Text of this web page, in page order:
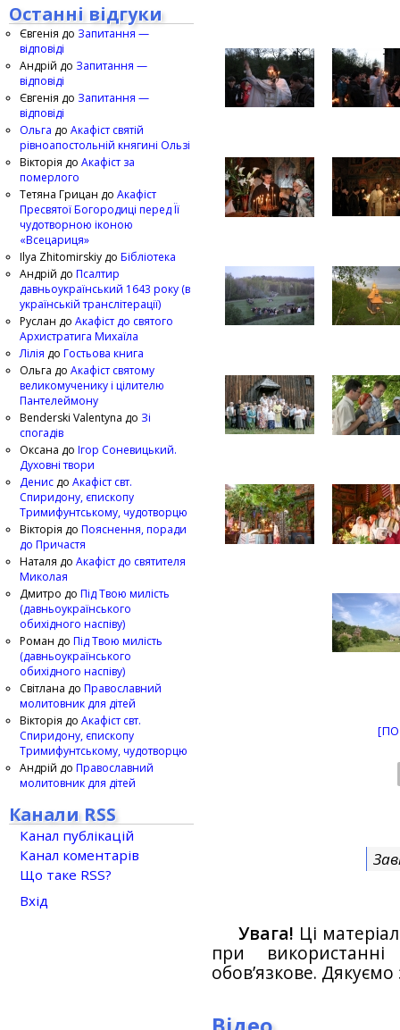
Увага! Ці
при
обов’язкове.
Останні відгуки
Євгенія до Запитання —
відповіді
Андрій до Запитання —
відповіді
Євгенія до Запитання —
відповіді
Ольга до Акафіст святій
рівноапостольній княгині Ользі
Вікторія до Акафіст за
померлого
Тетяна Грицан до Акафіст
Пресвятої Богородиці перед Її
чудотворною іконою
«Всецариця»
Ilya Zhitomirskiy до Бібліотека
Андрій до Псалтир
давньоукраїнський 1643 року (в
українській транслітерації)
Руслан до Акафіст до святого
Архистратига Михаїла
Лілія до Гостьова книга
Ольга до Акафіст святому
великомученику і цілителю
Пантелеймону
Benderski Valentyna до Зі
спогадів
Оксана до Ігор Соневицький.
Духовні твори
Денис до Акафіст свт.
Спиридону, єпископу
Тримифунтському, чудотворцю
Вікторія до Пояснення, поради
до Причастя
Наталя до Акафіст до святителя
Миколая
Дмитро до Під Твою милість
(давньоукраїнського
обихідного наспіву)
Роман до Під Твою милість
(давньоукраїнського
обихідного наспіву)
Світлана до Православний
молитовник для дітей
Вікторія до Акафіст свт.
Спиридону, єпископу
Тримифунтському, чудотворцю
Андрій до Православний
молитовник для дітей
Канали RSS
Канал публікацій
Канал коментарів
Що таке RSS?
Вхід